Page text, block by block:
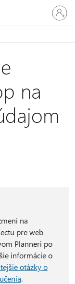
Prihláste
sa
k
kontu
na
na
pre web
Planneri po
informácie o
otázky o
.